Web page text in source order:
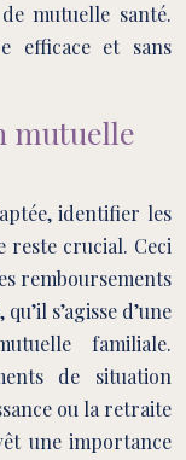
mutuelle santé.
efficace et sans
mutuelle
identifier les
reste crucial. Ceci
remboursements
s’agisse d’une
familiale.
de situation
ou la retraite
une importance